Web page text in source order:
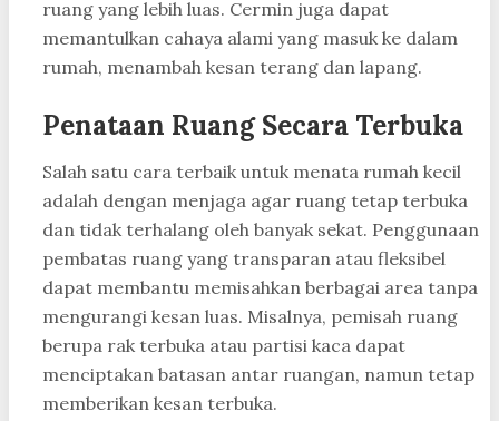
ruang yang lebih luas. Cermin juga dapat
memantulkan cahaya alami yang masuk ke dalam
rumah, menambah kesan terang dan lapang.
Penataan Ruang Secara Terbuka
Salah satu cara terbaik untuk menata rumah kecil
adalah dengan menjaga agar ruang tetap terbuka
dan tidak terhalang oleh banyak sekat. Penggunaan
pembatas ruang yang transparan atau fleksibel
dapat membantu memisahkan berbagai area tanpa
mengurangi kesan luas. Misalnya, pemisah ruang
berupa rak terbuka atau partisi kaca dapat
menciptakan batasan antar ruangan, namun tetap
memberikan kesan terbuka.